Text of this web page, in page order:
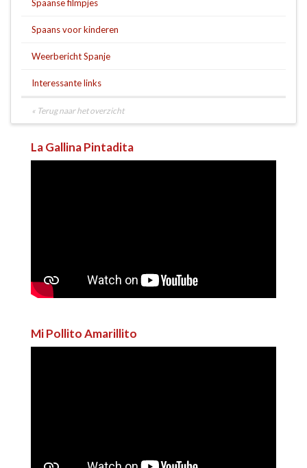
Spaanse filmpjes
Spaans voor kinderen
Weerbericht Spanje
Interessante links
« Terug naar het overzicht
La Gallina Pintadita
Mi Pollito Amarillito